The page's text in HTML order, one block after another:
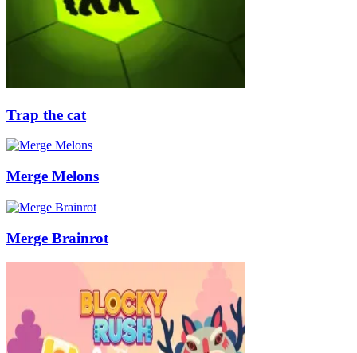
Trap the cat
Merge Melons
Merge Brainrot